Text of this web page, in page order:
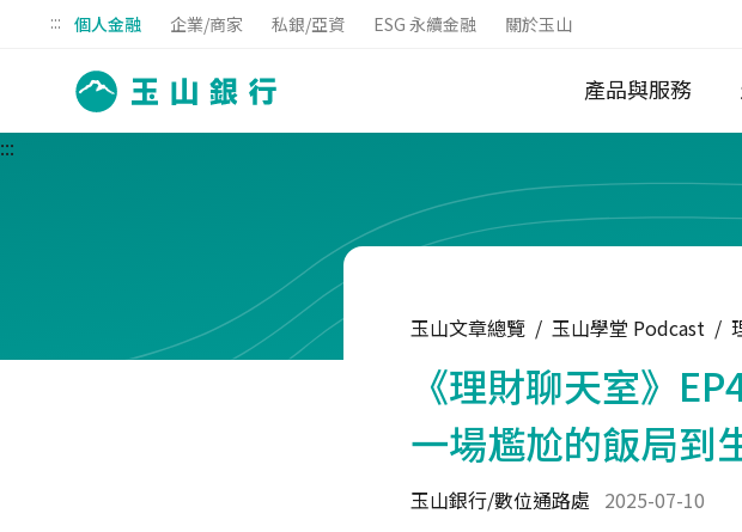
::: 個人金融 企業/商家 私銀/亞資 ESG 永續金融 關於玉山
產品與服務
:::
玉山文章總覽 / 玉山學堂 Podcast /
《理財聊天室》
一場尷尬的飯局到
玉山銀行/數位通路處 2025-07-10